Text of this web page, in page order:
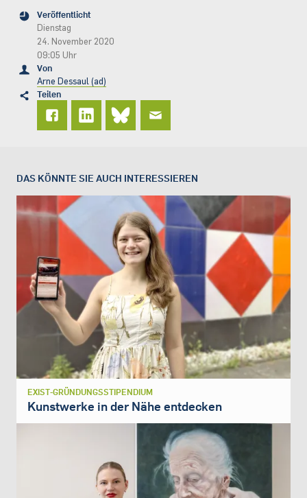
Veröffentlicht
Dienstag
24. November 2020
09:05 Uhr
Von
Arne Dessaul (ad)
Teilen
DAS KÖNNTE SIE AUCH INTERESSIEREN
EXIST-GRÜNDUNGSSTIPENDIUM
Kunstwerke in der Nähe entdecken